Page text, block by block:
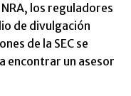
los reguladores
de divulgación
de la SEC se
encontrar un asesor